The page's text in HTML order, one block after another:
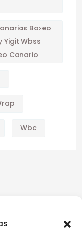
Boxeo
Yigit Wbss
Canario
Wbc